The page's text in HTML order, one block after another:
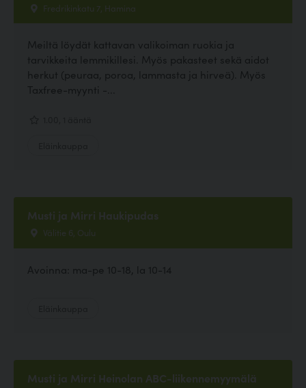
Fredrikinkatu 7, Hamina
Meiltä löydät kattavan valikoiman ruokia ja
tarvikkeita lemmikillesi. Myös pakasteet sekä aidot
herkut (peuraa, poroa, lammasta ja hirveä). Myös
Taxfree-myynti -...
Musti ja Mirri Haukipudas
Välitie 6, Oulu
Avoinna: ma-pe 10-18, la 10-14
Musti ja Mirri Heinolan ABC-liikennemyymälä